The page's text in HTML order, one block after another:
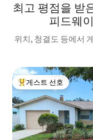
최고 평점을 받
피드웨
위치, 청결도 등에서
상위 게스트 선호
게스트 선호